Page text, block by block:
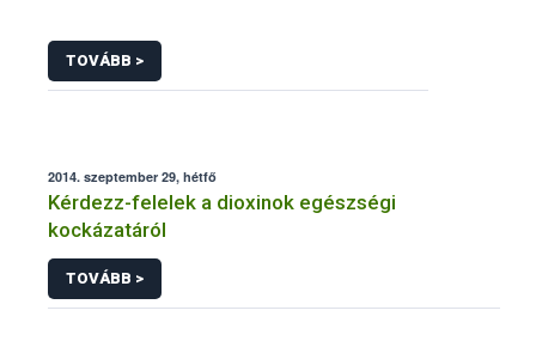
TOVÁBB >
2014. szeptember 29, hétfő
Kérdezz-felelek a dioxinok egészségi
kockázatáról
TOVÁBB >